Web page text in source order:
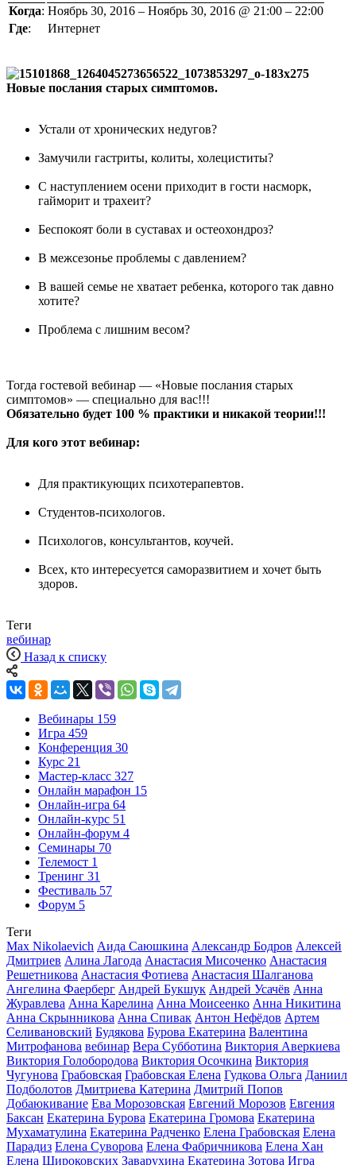
Когда: Ноябрь 30, 2016 – Ноябрь 30, 2016 @ 21:00 – 22:00
Где: Интернет
Новые послания старых симптомов.
Устали от хронических недугов?
Замучили гастриты, колиты, холециститы?
С наступлением осени приходит в гости насморк,
гайморит и трахеит?
Беспокоят боли в суставах и остеохондроз?
В межсезонье проблемы с давлением?
В вашей семье не хватает ребенка, которого так давно
хотите?
Проблема с лишним весом?
Тогда гостевой вебинар — «Новые послания старых
симптомов» — специально для вас!!!
Обязательно будет 100 % практики и никакой теории!!!
Для кого этот вебинар:
Для практикующих психотерапевтов.
Студентов-психологов.
Психологов, консультантов, коучей.
Всех, кто интересуется саморазвитием и хочет быть
здоров.
Теги
вебинар
Назад к списку
Вебинары 159
Игра 459
Конференция 30
Курс 21
Мастер-класс 327
Онлайн марафон 15
Онлайн-игра 64
Онлайн-курс 51
Онлайн-форум 4
Семинары 70
Телемост 1
Тренинг 31
Фестиваль 57
Форум 5
Теги
Max Nikolaevich Аида Саюшкина Александр Бодров Алексей
Дмитриев Алина Лагода Анастасия Мисоченко Анастасия
Решетникова Анастасия Фотиева Анастасия Шалганова
Ангелина Фаерберг Андрей Букшук Андрей Усачёв Анна
Журавлева Анна Карелина Анна Моисеенко Анна Никитина
Анна Скрынникова Анна Спивак Антон Нефёдов Артем
Селивановский Будякова Бурова Екатерина Валентина
Митрофанова вебинар Вера Субботина Виктория Аверкиева
Виктория Голобородова Виктория Осочкина Виктория
Чугунова Грабовская Грабовская Елена Гудкова Ольга Даниил
Подболотов Дмитриева Катерина Дмитрий Попов
Добаюкивание Ева Морозовская Евгений Морозов Евгения
Баксан Екатерина Бурова Екатерина Громова Екатерина
Мухаматулина Екатерина Радченко Елена Грабовская Елена
Парадиз Елена Суворова Елена Фабричникова Елена Хан
Елена Широковских Заварухина Екатерина Зотова Игра